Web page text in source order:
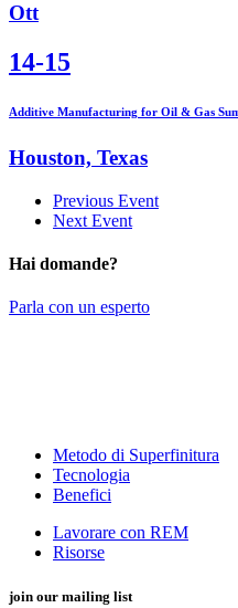
Ott
14-15
Additive Manufacturing for Oil & Gas
Houston, Texas
Previous Event
Next Event
Hai domande?
Parla con un esperto
Metodo di Superfinitura
Tecnologia
Benefici
Lavorare con REM
Risorse
join our mailing list